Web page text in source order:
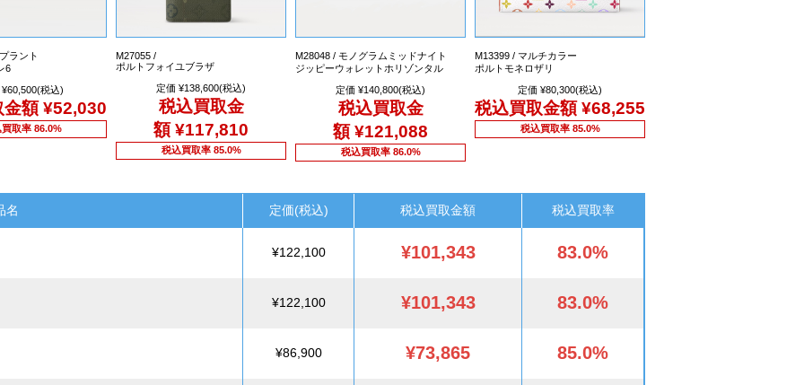
ラント
6
税込)
金額¥52,030
取率 86.0%
M27055 /
ポルトフォイユブラザ
定価 ¥138,600(税込)
税込買取金
額¥117,810
税込買取率 85.0%
M28048 / モノグラムミッドナイト
ジッピーウォレットホリゾンタル
定価 ¥140,800(税込)
税込買取金
額¥121,088
税込買取率 86.0%
M13399 / マルチカラー
ポルトモネロザリ
定価 ¥80,300(税込)
税込買取金額¥68,255
税込買取率 85.0%
名 定価(税込) 税込買取金額 税込買取率
¥122,100 ¥101,343 83.0%
¥122,100 ¥101,343 83.0%
¥86,900 ¥73,865 85.0%